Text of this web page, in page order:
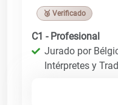
🥉 Verificado
C1 - Profesional
Jurado por
Intérpretes y